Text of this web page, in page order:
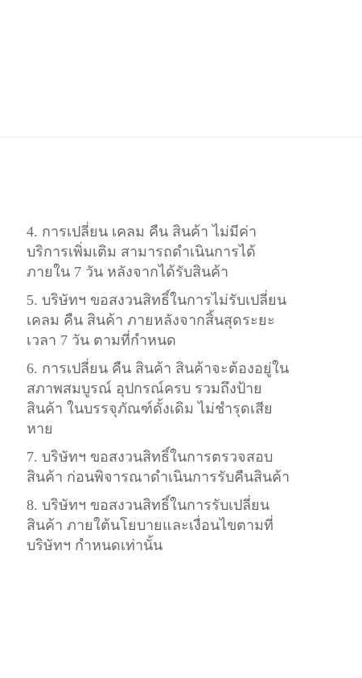
4. การเปลี่ยน เคลม คืน สินค้า ไม่มีค่า
บริการเพิ่มเติม สามารถดำเนินการได้
ภายใน 7 วัน หลังจากได้รับสินค้า
5. บริษัทฯ ขอสงวนสิทธิ์ในการไม่รับเปลี่ยน
เคลม คืน สินค้า ภายหลังจากสิ้นสุดระยะ
เวลา 7 วัน ตามที่กำหนด
6. การเปลี่ยน คืน สินค้า สินค้าจะต้องอยู่ใน
สภาพสมบูรณ์ อุปกรณ์ครบ รวมถึงป้าย
สินค้า ในบรรจุภัณฑ์ดั้งเดิม ไม่ชำรุดเสีย
หาย
7. บริษัทฯ ขอสงวนสิทธิ์ในการตรวจสอบ
สินค้า ก่อนพิจารณาดำเนินการรับคืนสินค้า
8. บริษัทฯ ขอสงวนสิทธิ์ในการรับเปลี่ยน
สินค้า ภายใต้นโยบายและเงื่อนไขตามที่
บริษัทฯ กำหนดเท่านั้น